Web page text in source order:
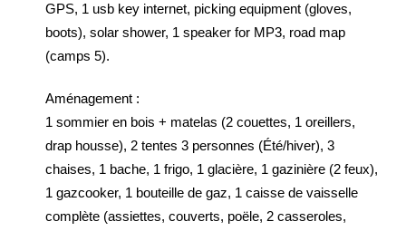
GPS, 1 usb key internet, picking equipment (gloves,
boots), solar shower, 1 speaker for MP3, road map
(camps 5).
Aménagement :
1 sommier en bois + matelas (2 couettes, 1 oreillers,
drap housse), 2 tentes 3 personnes (Été/hiver), 3
chaises, 1 bache, 1 frigo, 1 glacière, 1 gazinière (2 feux),
1 gazcooker, 1 bouteille de gaz, 1 caisse de vaisselle
complète (assiettes, couverts, poële, 2 casseroles,